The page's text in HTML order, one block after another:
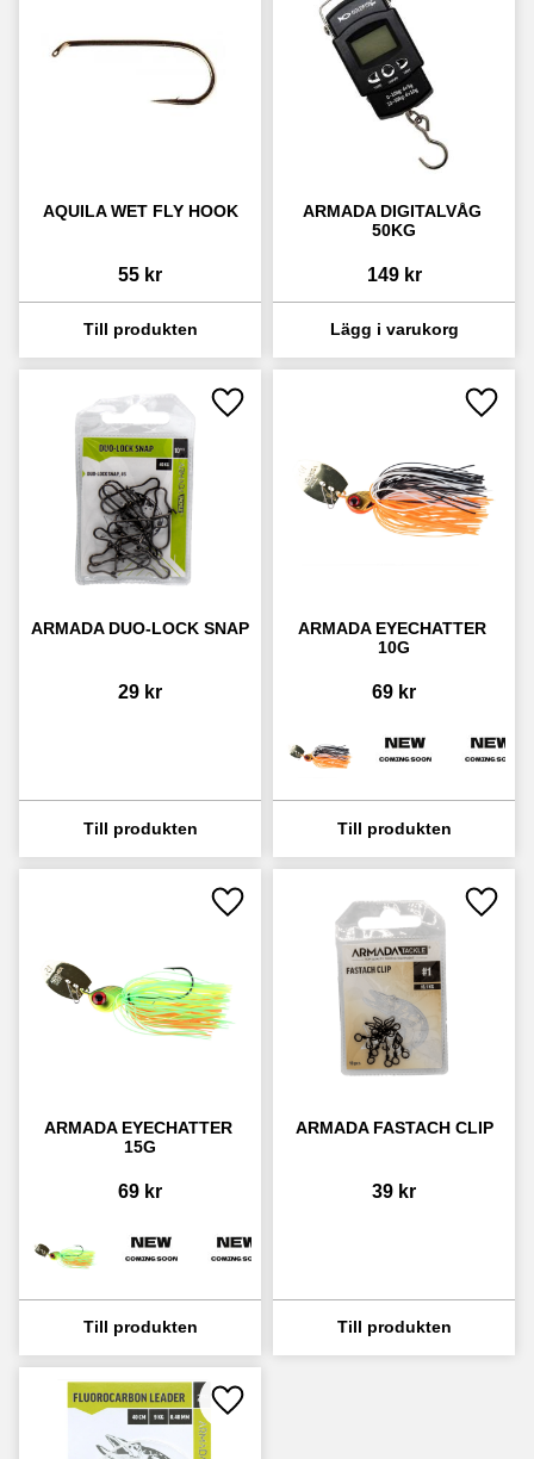
AQUILA WET FLY HOOK
55 kr
ARMADA DIGITALVÅG
50KG
149kr
ARMADA DUO-LOCK SNAP
29 kr
Lägg till i favoriter
ARMADA EYECHATTER
10G
69 kr
Lägg
ARMADA EYECHATTER
15G
69 kr
Lägg till i favoriter
ARMADA FASTACH CLIP
39 kr
Lägg
Lägg till i favoriter